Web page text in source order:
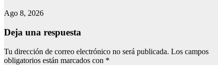
Ago 8, 2026
Deja una respuesta
Tu dirección de correo electrónico no será publicada. Los campos
obligatorios están marcados con *